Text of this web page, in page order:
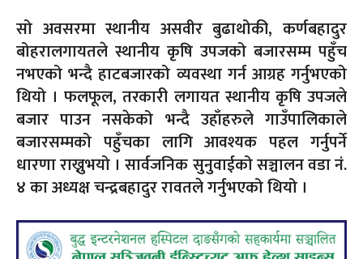
सो अवसरमा स्थानीय असवीर बुढाथोकी, कर्णबहादुर
बोहरालगायतले स्थानीय कृषि उपजको बजारसम्म पहुँच
नभएको भन्दै हाटबजारको व्यवस्था गर्न आग्रह गर्नुभएको
थियो । फलफूल, तरकारी लगायत स्थानीय कृषि उपजले
बजार पाउन नसकेको भन्दै उहाँहरुले गाउँपालिकाले
बजारसम्मको पहुँचका लागि आवश्यक पहल गर्नुपर्ने
धारणा राख्नुभयो । सार्वजनिक सुनुवाईको सञ्चालन वडा नं.
४ का अध्यक्ष चन्द्रबहादुर रावतले गर्नुभएको थियो ।